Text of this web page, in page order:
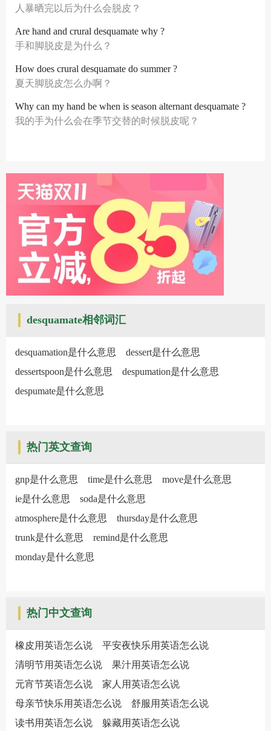
人暴晒完以后为什么会脱皮？
Are hand and crural desquamate why ?
手和脚脱皮是为什么？
How does crural desquamate do summer ?
夏天脚脱皮怎么办啊？
Why can my hand be when is season alternant desquamate ?
我的手为什么会在季节交替的时候脱皮呢？
desquamate相邻词汇
desquamation是什么意思
dessert是什么意思
dessertspoon是什么意思
despumation是什么意思
despumate是什么意思
热门英文查询
gnp是什么意思 time是什么意思
move是什么意思
ie是什么意思
soda是什么意思
atmosphere是什么意思
thursday是什么意思
trunk是什么意思
remind是什么意思
monday是什么意思
热门中文查询
橡皮用英语怎么说
平安夜快乐用英语怎么说
清明节用英语怎么说
果汁用英语怎么说
元宵节英语怎么说
家人用英语怎么说
母亲节快乐用英语怎么说
舒服用英语怎么说
读书用英语怎么说
躲藏用英语怎么说